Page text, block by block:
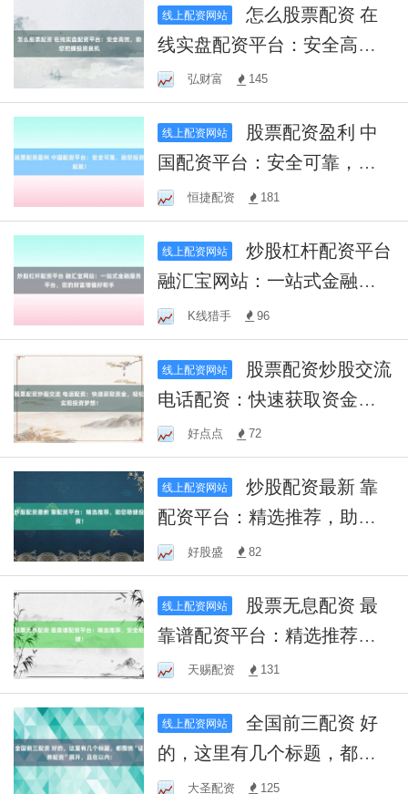
线上配资网站
怎么股票配资 在
线实盘配资平台：安全高
效，助您把握投资良机
弘财富 145
线上配资网站
国配资平台：安全可靠，助
您投资起航！
恒捷配资 181
线上配资网站
炒股杠杆配资平台
融汇宝网站：一站式金融服
务平台，您的财富增值好帮
手
K线猎手 96
线上配资网站
电话配资：快速获取资金，
轻松实现投资梦想！
好点点 72
线上配资网站
炒股配资最新 靠
配资平台：精选推荐，助您
稳健投资！
好股盛 82
线上配资网站
靠谱配资平台：精选推荐，
安全稳健！
天赐配资 131
线上配资网站
全国前三配资 好
的，这里有几个标题，都围
绕“证券配资”展开，且在以
大圣配资 125